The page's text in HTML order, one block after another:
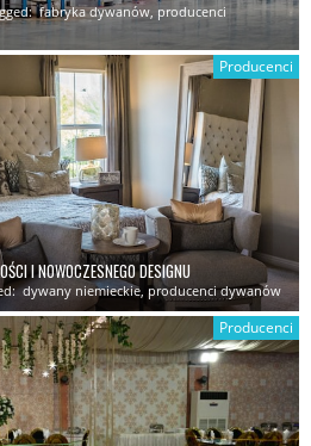
fabryka dywanów producenci
Producenci
I NOWOCZESNEGO DESIGNU
dywany niemieckie producenci dywanów
Producenci